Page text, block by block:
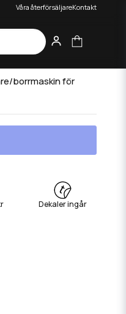
Våra återförsäljareKontakt
- Hård
borrmaskin för
Dekaler ingår